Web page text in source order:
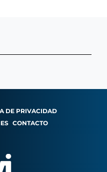
DE PRIVACIDAD
CONTACTO